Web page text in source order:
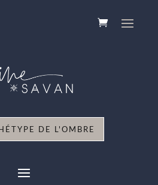
DE L'OMBRE